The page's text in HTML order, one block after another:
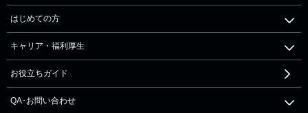
はじめての方
キャリア・福利厚生
お役立ちガイド
QA･お問い合わせ